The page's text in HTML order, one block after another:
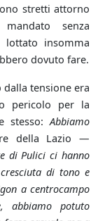
stretti attorno
senza
insomma
dovuto fare.
tensione era
pericolo per la
stesso:Abbiamo
della Lazio —
di Pulici ci hanno
di tono e
a centrocampo
abbiamo potuto